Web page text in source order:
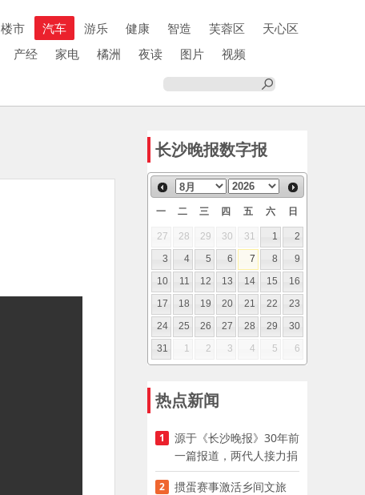
楼市 汽车 游乐 健康 智造 芙蓉区
天心区
产经 家电 橘洲 夜读 图片
视频
长沙晚报数字报
一 二 三 四 五 六 日
27 28 29 30 31 1
2
3
4 5 6 7 8
9
10
11 12 13 14 15
16
17
18 19 20 21 22
23
24
25 26 27 28 29
30
31
1 2 3 4 5 6
热点新闻
1
源于《长沙晚报》30年前
一篇报道，两代人接力捐
资助学
2 掼蛋赛事激活乡间文旅